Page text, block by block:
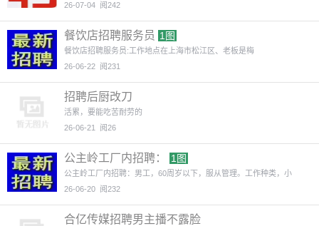
26-07-04 阅242
餐饮店招聘服务员 1图
餐饮店招聘服务员:工作地点在上海市松江区、老板是梅
26-06-22 阅231
招聘后厨改刀
活累，要能吃苦耐劳的
26-06-21
阅26
公主岭工厂内招聘： 1图
公主岭工厂内招聘：男工，60周岁以下，服从管理。工作种类，小
26-06-20 阅232
合亿传媒招聘男主播不露脸